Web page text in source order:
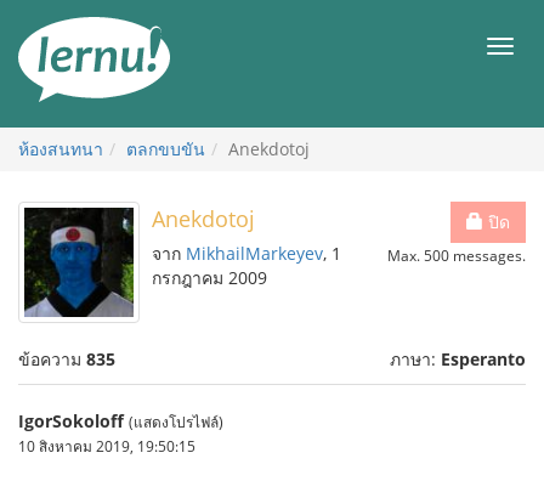
สารบัญ
เมนู
ห้องสนทนา ตลกขบขัน Anekdotoj
ปิด
Max. 500 messages.
Anekdotoj
จาก MikhailMarkeyev, 1
กรกฎาคม 2009
ข้อความ 835 ภาษา: Esperanto
IgorSokoloff (แสดงโปรไฟล์)
10 สิงหาคม 2019, 19:50:15